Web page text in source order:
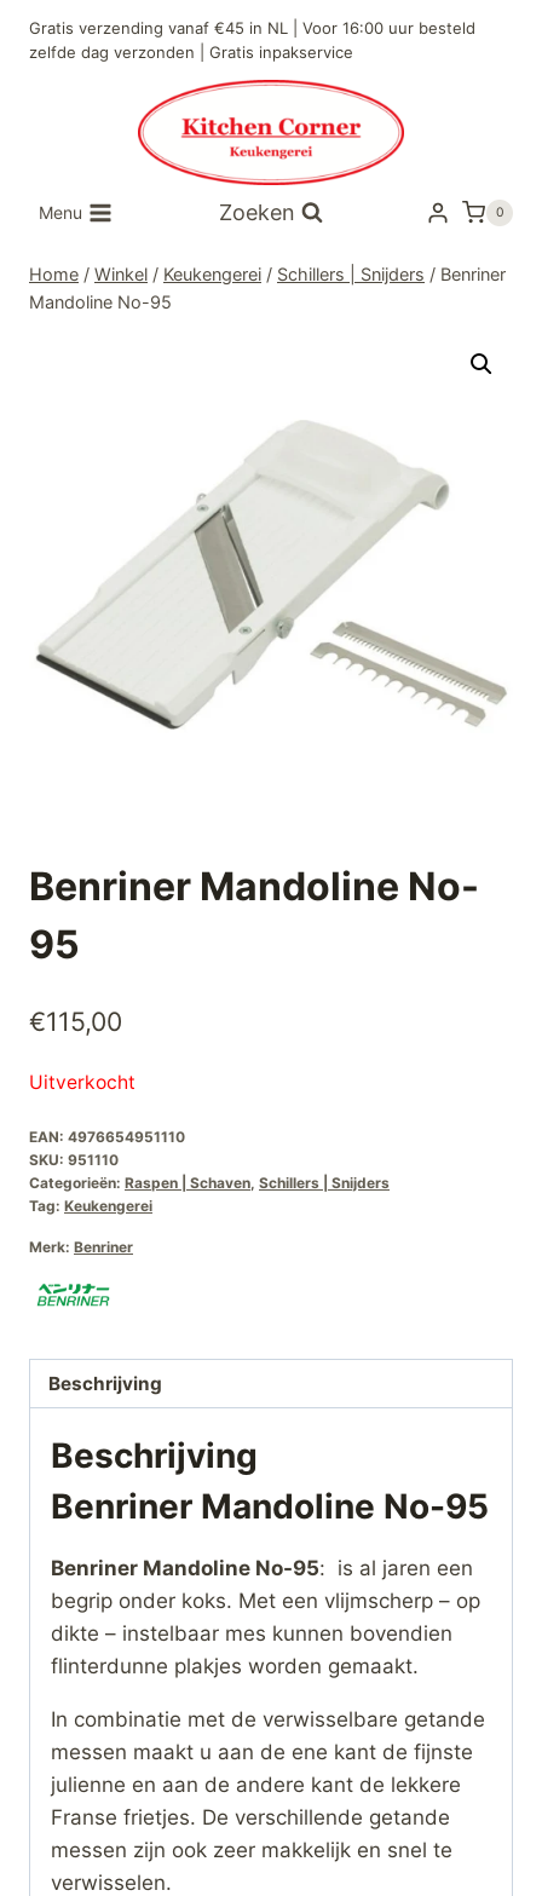
naar
Gratis verzending vanaf €45 in NL | Voor 16:00 uur besteld
zelfde dag verzonden | Gratis inpakservice
Menu Zoeken 0
Home / Winkel / Keukengerei / Schillers | Snijders / Benriner
Mandoline No-95
Benriner Mandoline No-
95
€115,00
Uitverkocht
EAN: 4976654951110
SKU: 951110
Categorieën: Raspen | Schaven, Schillers | Snijders
Tag: Keukengerei
Merk: Benriner
Beschrijving
Beschrijving
Benriner Mandoline No-95
Benriner Mandoline No-95: is al jaren een
begrip onder koks. Met een vlijmscherp – op
dikte – instelbaar mes kunnen bovendien
flinterdunne plakjes worden gemaakt.
In combinatie met de verwisselbare getande
messen maakt u aan de ene kant de fijnste
julienne en aan de andere kant de lekkere
Franse frietjes. De verschillende getande
messen zijn ook zeer makkelijk en snel te
verwisselen.